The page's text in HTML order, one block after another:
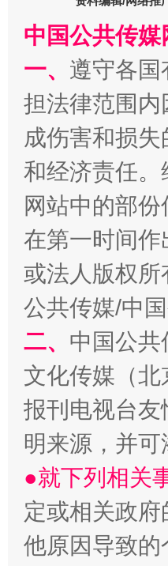
法徽映军营 权益
一批国家标准开
中国公共传
一、 遵守各
担法律范围
成伤害和损
和经济责任
网站中的部
在第一时间
或法人版权
公共传媒/中
二、 中国公
文化传媒（
报刊电视台
明来源，并可
●就下列相关
定或相关政
他原因导致的